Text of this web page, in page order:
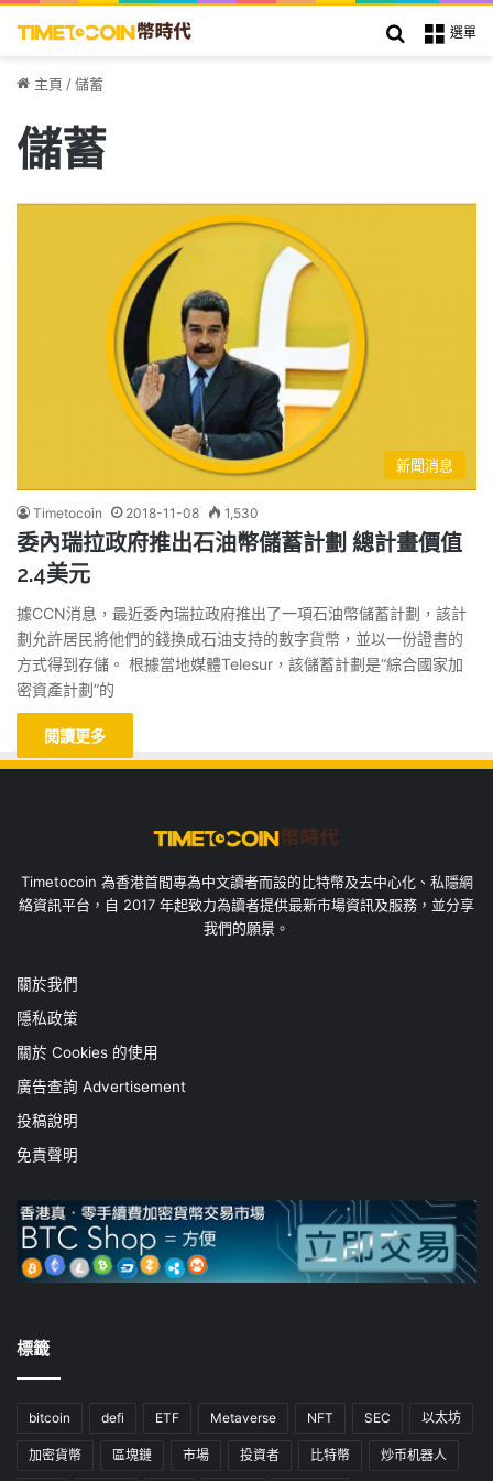
選單
搜索
主頁 /儲蓄
儲蓄
新聞消息
Timetocoin 2018-11-08 1,530
委內瑞拉政府推出石油幣儲蓄計劃 總計畫價值
2.4美元
據CCN消息，最近委內瑞拉政府推出了一項石油幣儲蓄計劃，該計
劃允許居民將他們的錢換成石油支持的數字貨幣，並以一份證書的
方式得到存儲。 根據當地媒體Telesur，該儲蓄計劃是“綜合國家加
密資產計劃”的
閱讀更多
Timetocoin 為香港首間專為中文讀者而設的比特幣及去中心化、私隱網
絡資訊平台，自 2017 年起致力為讀者提供最新市場資訊及服務，並分享
我們的願景。
關於我們
隱私政策
關於 Cookies 的使用
廣告查詢 Advertisement
投稿說明
免責聲明
標籤
bitcoin defi ETF Metaverse NFT SEC 以太坊
加密貨幣 區塊鏈 市場 投資者 比特幣 炒币机器人